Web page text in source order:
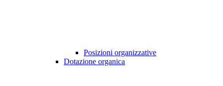
Posizioni organizzative
Dotazione organica